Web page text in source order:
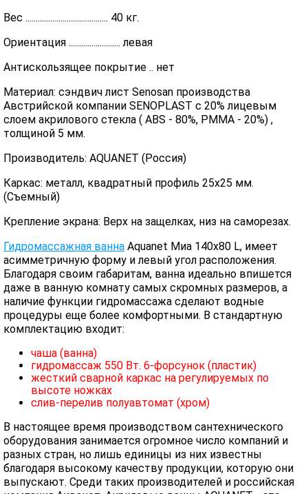
Вес ........................................ 40 кг.
Ориентация ......................... левая
Антискользящее покрытие .. нет
Материал: сэндвич лист Senosan производства
Австрийской компании SENOPLAST c 20% лицевым
слоем акрилового стекла ( ABS - 80%, PMMA - 20%) ,
толщиной 5 мм.
Производитель: AQUANET (Россия)
Каркас: металл, квадратный профиль 25х25 мм.
(Съемный)
Крепление экрана: Верх на защелках, низ на саморезах.
Гидромассажная ванна Aquanet Миа 140x80 L, имеет
асимметричную форму и левый угол расположения.
Благодаря своим габаритам, ванна идеально впишется
даже в ванную комнату самых скромных размеров, а
наличие функции гидромассажа сделают водные
процедуры еще более комфортными. В стандартную
комплектацию входит:
чаша (ванна)
гидромассаж 550 Вт. 6-форсунок (пластик)
жесткий сварной каркас на регулируемых по
высоте ножках
слив-перелив полуавтомат (хром)
В настоящее время производством сантехнического
оборудования занимается огромное число компаний и
разных стран, но лишь единицы из них известны
благодаря высокому качеству продукции, которую они
выпускают. Среди таких производителей и российская